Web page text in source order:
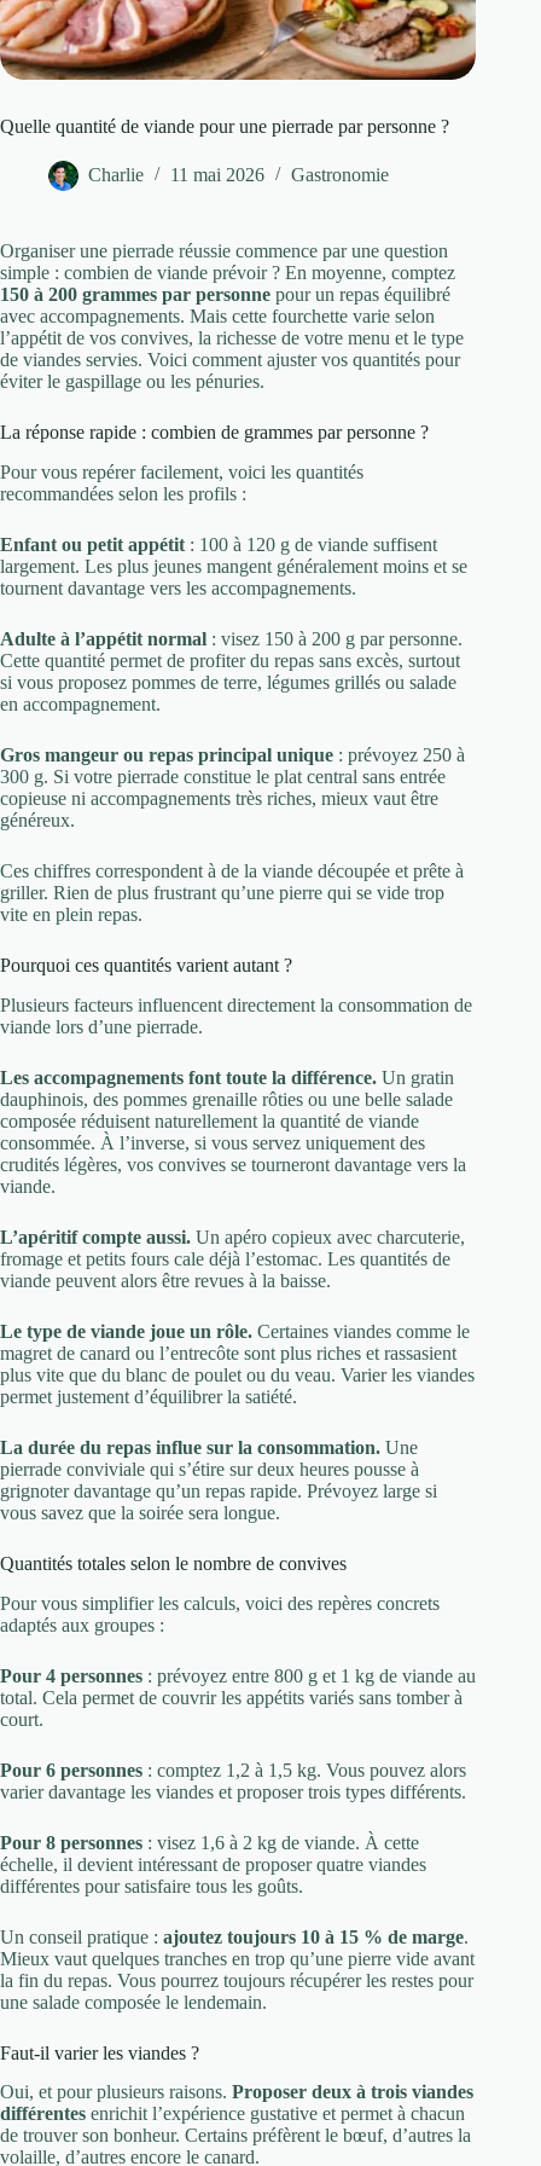
Quelle quantité de viande pour une pierrade par personne ?
Charlie 11 mai 2026 Gastronomie
Organiser une pierrade réussie commence par une question
simple : combien de viande prévoir ? En moyenne, comptez
150 à 200 grammes par personne pour un repas équilibré
avec accompagnements. Mais cette fourchette varie selon
l’appétit de vos convives, la richesse de votre menu et le type
de viandes servies. Voici comment ajuster vos quantités pour
éviter le gaspillage ou les pénuries.
La réponse rapide : combien de grammes par personne ?
Pour vous repérer facilement, voici les quantités
recommandées selon les profils :
Enfant ou petit appétit : 100 à 120 g de viande suffisent
largement. Les plus jeunes mangent généralement moins et se
tournent davantage vers les accompagnements.
Adulte à l’appétit normal : visez 150 à 200 g par personne.
Cette quantité permet de profiter du repas sans excès, surtout
si vous proposez pommes de terre, légumes grillés ou salade
en accompagnement.
Gros mangeur ou repas principal unique : prévoyez 250 à
300 g. Si votre pierrade constitue le plat central sans entrée
copieuse ni accompagnements très riches, mieux vaut être
généreux.
Ces chiffres correspondent à de la viande découpée et prête à
griller. Rien de plus frustrant qu’une pierre qui se vide trop
vite en plein repas.
Pourquoi ces quantités varient autant ?
Plusieurs facteurs influencent directement la consommation de
viande lors d’une pierrade.
Les accompagnements font toute la différence. Un gratin
dauphinois, des pommes grenaille rôties ou une belle salade
composée réduisent naturellement la quantité de viande
consommée. À l’inverse, si vous servez uniquement des
crudités légères, vos convives se tourneront davantage vers la
viande.
L’apéritif compte aussi. Un apéro copieux avec charcuterie,
fromage et petits fours cale déjà l’estomac. Les quantités de
viande peuvent alors être revues à la baisse.
Le type de viande joue un rôle. Certaines viandes comme le
magret de canard ou l’entrecôte sont plus riches et rassasient
plus vite que du blanc de poulet ou du veau. Varier les viandes
permet justement d’équilibrer la satiété.
La durée du repas influe sur la consommation. Une
pierrade conviviale qui s’étire sur deux heures pousse à
grignoter davantage qu’un repas rapide. Prévoyez large si
vous savez que la soirée sera longue.
Quantités totales selon le nombre de convives
Pour vous simplifier les calculs, voici des repères concrets
adaptés aux groupes :
Pour 4 personnes : prévoyez entre 800 g et 1 kg de viande au
total. Cela permet de couvrir les appétits variés sans tomber à
court.
Pour 6 personnes : comptez 1,2 à 1,5 kg. Vous pouvez alors
varier davantage les viandes et proposer trois types différents.
Pour 8 personnes : visez 1,6 à 2 kg de viande. À cette
échelle, il devient intéressant de proposer quatre viandes
différentes pour satisfaire tous les goûts.
Un conseil pratique : ajoutez toujours 10 à 15 % de marge.
Mieux vaut quelques tranches en trop qu’une pierre vide avant
la fin du repas. Vous pourrez toujours récupérer les restes pour
une salade composée le lendemain.
Faut-il varier les viandes ?
Oui, et pour plusieurs raisons. Proposer deux à trois viandes
différentes enrichit l’expérience gustative et permet à chacun
de trouver son bonheur. Certains préfèrent le bœuf, d’autres la
volaille, d’autres encore le canard.